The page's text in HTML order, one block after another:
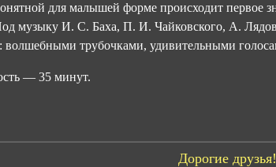
для малышей форме происходит первое
музыку И. С. Баха, П. И. Чайковского, А.
волшебными трубочками, удивительными
— 35 минут.
Дорогие друзья!